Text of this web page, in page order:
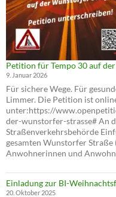
Petition für Tempo 30 auf
9. Januar 2026
Für sichere Wege. Für
Limmer. Die Petition ist
unter:https://
der-wunstorfer-strasse# An
Straßenverkehrsbehörde
gesamten Wunstorfer
Anwohnerinnen und
Einladung zur BI-
20. Oktober 2025